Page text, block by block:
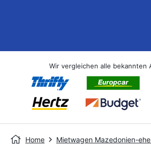
Wir vergleichen alle bekannten
Home Mietwagen Mazedonien-